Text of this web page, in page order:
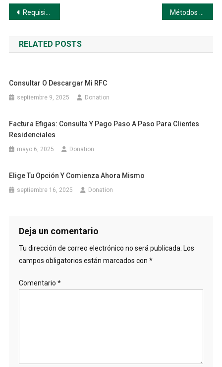
Navegación
de
entradas
Requisitos para el Trámite
RELATED POSTS
Consultar O Descargar Mi RFC
septiembre 9, 2025 Donation
Factura Efigas: Consulta Y Pago Paso A Paso Para Clientes
Residenciales
mayo 6, 2025 Donation
Elige Tu Opción Y Comienza Ahora Mismo
septiembre 16, 2025 Donation
Deja un comentario
Tu dirección de correo electrónico no será publicada. Los
campos obligatorios están marcados con *
Comentario *